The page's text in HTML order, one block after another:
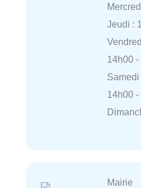
Jeudi :
14h00
14h00
Mairie